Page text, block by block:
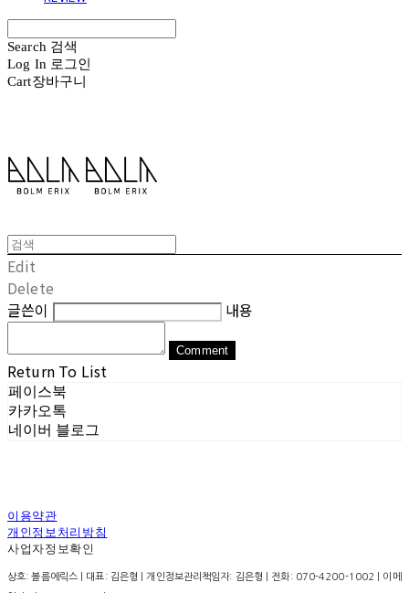
Search 검색
Log In 로그인
Cart장바구니
Edit
Delete
글쓴이
내용
Comment
Return To List
페이스북
카카오톡
네이버 블로그
이용약관
개인정보처리방침
사업자정보확인
상호: 볼름에릭스 | 대표: 김은형 | 개인정보관리책임자: 김은형 | 전화: 070-4200-1002 | 이메